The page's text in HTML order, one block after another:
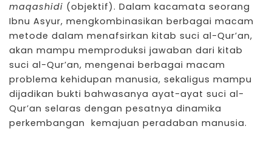
maqashidi (objektif). Dalam kacamata seorang
Ibnu Asyur, mengkombinasikan berbagai macam
metode dalam menafsirkan kitab suci al-Qur’an,
akan mampu memproduksi jawaban dari kitab
suci al-Qur’an, mengenai berbagai macam
problema kehidupan manusia, sekaligus mampu
dijadikan bukti bahwasanya ayat-ayat suci al-
Qur’an selaras dengan pesatnya dinamika
perkembangan kemajuan peradaban manusia.